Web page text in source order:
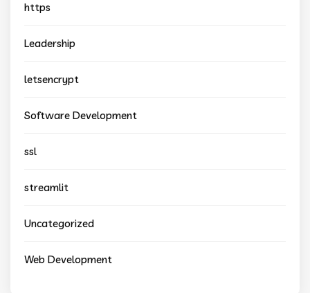
https
Leadership
letsencrypt
Software Development
ssl
streamlit
Uncategorized
Web Development